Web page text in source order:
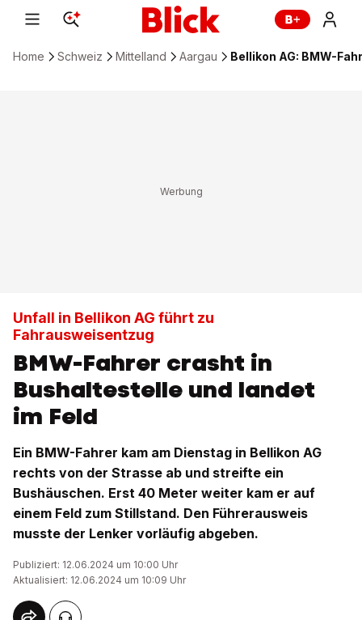
Home Schweiz Mittelland Aargau Bellikon AG: BMW-
Unfall in Bellikon AG führt zu
Fahrausweisentzug
BMW-Fahrer crasht in
Bushaltestelle und landet
im Feld
Ein BMW-Fahrer kam am Dienstag in Bellikon AG
rechts von der Strasse ab und streifte ein
Bushäuschen. Erst 40 Meter weiter kam er auf
einem Feld zum Stillstand. Den Führerausweis
musste der Lenker vorläufig abgeben.
Publiziert: 12.06.2024 um 10:00 Uhr
Aktualisiert: 12.06.2024 um 10:09 Uhr